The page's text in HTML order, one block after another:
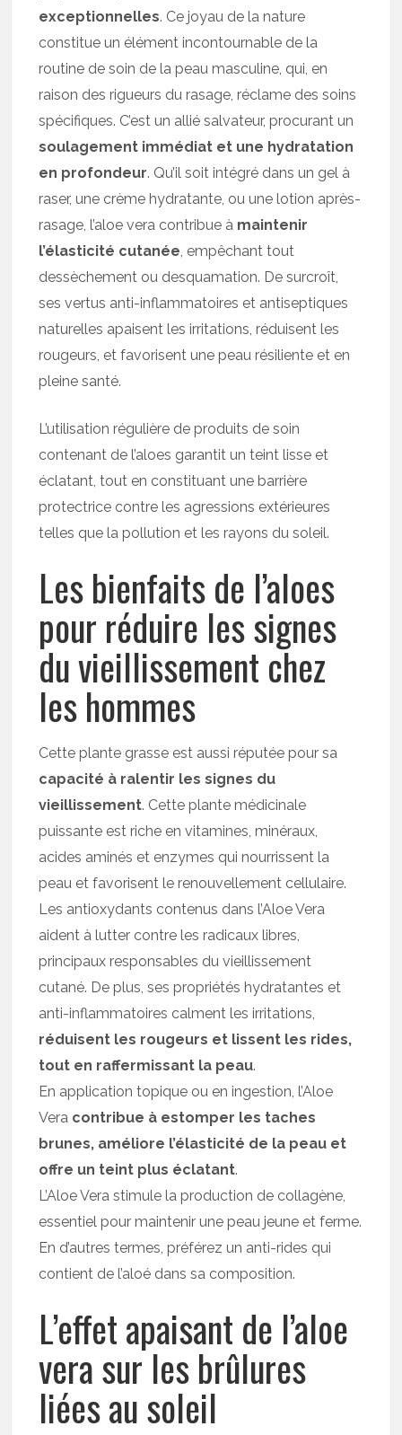
exceptionnelles. Ce joyau de la nature
constitue un élément incontournable de la
routine de soin de la peau masculine, qui, en
raison des rigueurs du rasage, réclame des soins
spécifiques. C’est un allié salvateur, procurant un
soulagement immédiat et une hydratation
en profondeur. Qu’il soit intégré dans un gel à
raser, une crème hydratante, ou une lotion après-
rasage, l’aloe vera contribue à maintenir
l’élasticité cutanée, empêchant tout
dessèchement ou desquamation. De surcroît,
ses vertus anti-inflammatoires et antiseptiques
naturelles apaisent les irritations, réduisent les
rougeurs, et favorisent une peau résiliente et en
pleine santé.
L’utilisation régulière de produits de soin
contenant de l’aloes garantit un teint lisse et
éclatant, tout en constituant une barrière
protectrice contre les agressions extérieures
telles que la pollution et les rayons du soleil.
Les bienfaits de l’aloes
pour réduire les signes
du vieillissement chez
les hommes
Cette plante grasse est aussi réputée pour sa
capacité à ralentir les signes du
vieillissement. Cette plante médicinale
puissante est riche en vitamines, minéraux,
acides aminés et enzymes qui nourrissent la
peau et favorisent le renouvellement cellulaire.
Les antioxydants contenus dans l’Aloe Vera
aident à lutter contre les radicaux libres,
principaux responsables du vieillissement
cutané. De plus, ses propriétés hydratantes et
anti-inflammatoires calment les irritations,
réduisent les rougeurs et lissent les rides,
tout en raffermissant la peau.
En application topique ou en ingestion, l’Aloe
Vera contribue à estomper les taches
brunes, améliore l’élasticité de la peau et
offre un teint plus éclatant.
L’Aloe Vera stimule la production de collagène,
essentiel pour maintenir une peau jeune et ferme.
En d’autres termes, préférez un anti-rides qui
contient de l’aloé dans sa composition.
L’effet apaisant de l’aloe
vera sur les brûlures
liées au soleil